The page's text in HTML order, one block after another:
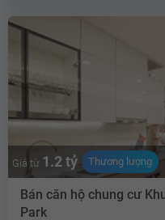
Giá từ 1.2 tỷ Thương lượng
Bán căn hộ chung cư
Park